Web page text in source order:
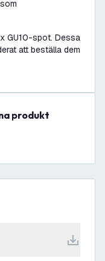
GU10-spot. Dessa
att beställa dem
produkt